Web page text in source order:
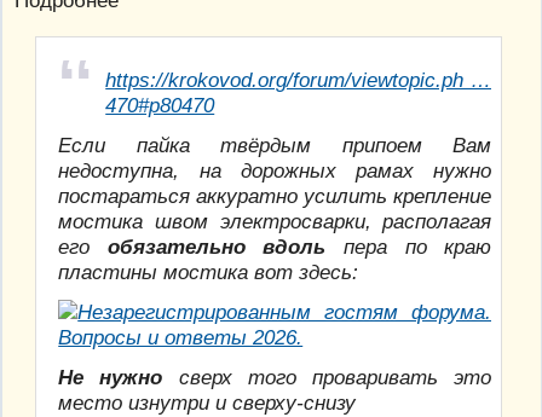
https://krokovod.org/forum/viewtopic.ph …
470#p80470
Если пайка твёрдым припоем Вам
недоступна, на дорожных рамах нужно
постараться аккуратно усилить крепление
мостика швом электросварки, располагая
его обязательно вдоль пера по краю
пластины мостика вот здесь:
Не нужно сверх того проваривать это
место изнутри и сверху-снизу